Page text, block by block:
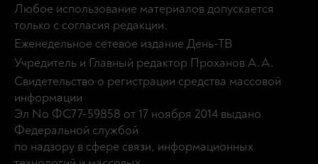
Любое использование материалов допускается
только с согласия редакции.
Еженедельное сетевое издание День-ТВ
Учредитель и Главный редактор Проханов А.А.
Свидетельство о регистрации средства массовой
информации
Эл No ФС77-59858 от 17 ноября 2014 выдано
Федеральной службой
по надзору в сфере связи, информационных